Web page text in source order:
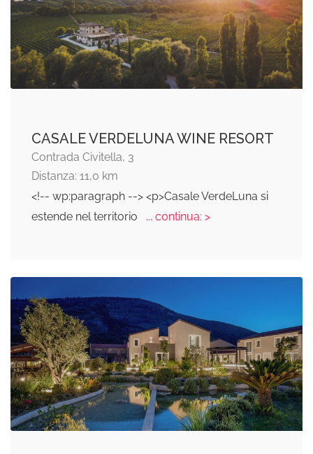
CASALE VERDELUNA WINE RESORT
Contrada Civitella, 3
Distanza: 11,0 km
<!-- wp:paragraph --> <p>Casale VerdeLuna si
estende nel territorio
... continua: >